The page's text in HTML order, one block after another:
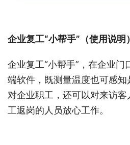
企业复工“小帮手”（使用说明）
企业复工“小帮手”，在企业门
端软件，既测量温度也可感
对企业职工，还可以对来访
工返岗的人员放心工作。